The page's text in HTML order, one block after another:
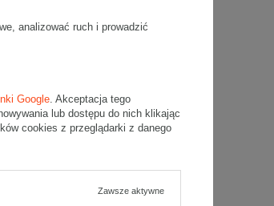
analizować ruch i prowadzić
Google. Akceptacja tego
lub dostępu do nich klikając
cookies z przeglądarki z danego
Zawsze aktywne